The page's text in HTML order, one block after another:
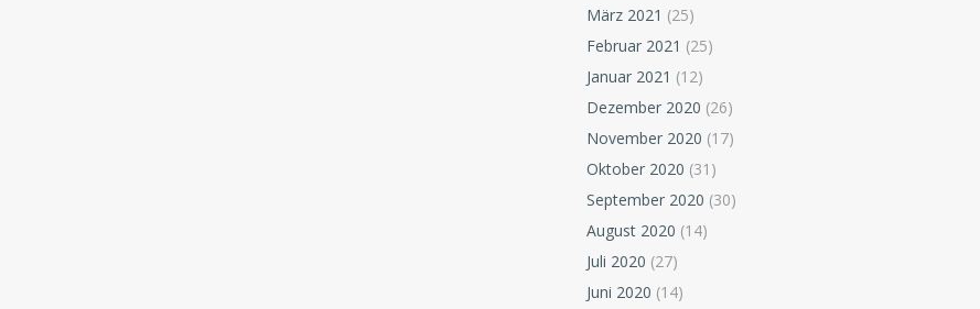
März 2021 (25)
Februar 2021 (25)
Januar 2021 (12)
Dezember 2020 (26)
November 2020 (17)
Oktober 2020 (31)
September 2020 (30)
August 2020 (14)
Juli 2020 (27)
Juni 2020 (14)